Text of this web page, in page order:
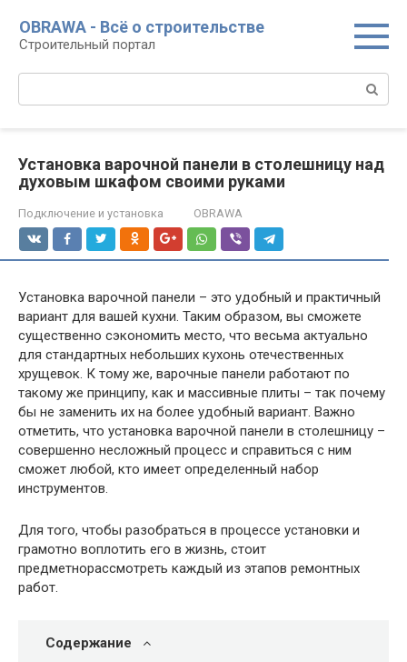
контенту
OBRAWA - Всё о строительстве
Строительный портал
Установка варочной панели в столешницу над
духовым шкафом своими руками
Подключение и установка OBRAWA
Установка варочной панели – это удобный и практичный
вариант для вашей кухни. Таким образом, вы сможете
существенно сэкономить место, что весьма актуально
для стандартных небольших кухонь отечественных
хрущевок. К тому же, варочные панели работают по
такому же принципу, как и массивные плиты – так почему
бы не заменить их на более удобный вариант. Важно
отметить, что установка варочной панели в столешницу –
совершенно несложный процесс и справиться с ним
сможет любой, кто имеет определенный набор
инструментов.
Для того, чтобы разобраться в процессе установки и
грамотно воплотить его в жизнь, стоит
предметнорассмотреть каждый из этапов ремонтных
работ.
Содержание